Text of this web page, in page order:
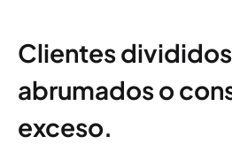
Clientes
abrumados o
exceso.